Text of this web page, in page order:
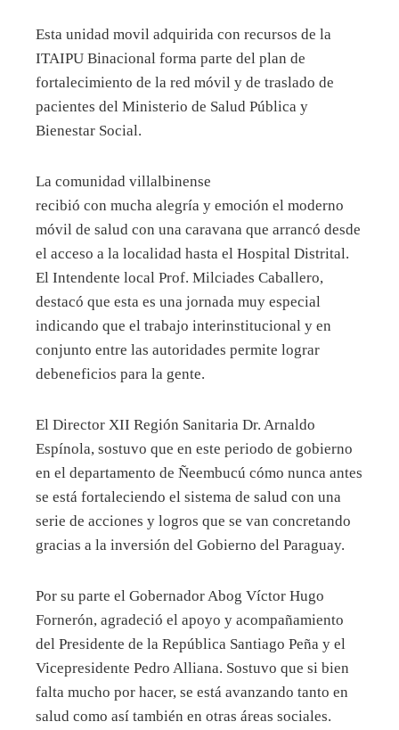
Esta unidad movil adquirida con recursos de la
ITAIPU Binacional forma parte del plan de
fortalecimiento de la red móvil y de traslado de
pacientes del Ministerio de Salud Pública y
Bienestar Social.
La comunidad villalbinense
recibió con mucha alegría y emoción el moderno
móvil de salud con una caravana que arrancó desde
el acceso a la localidad hasta el Hospital Distrital.
El Intendente local Prof. Milciades Caballero,
destacó que esta es una jornada muy especial
indicando que el trabajo interinstitucional y en
conjunto entre las autoridades permite lograr
debeneficios para la gente.
El Director XII Región Sanitaria Dr. Arnaldo
Espínola, sostuvo que en este periodo de gobierno
en el departamento de Ñeembucú cómo nunca antes
se está fortaleciendo el sistema de salud con una
serie de acciones y logros que se van concretando
gracias a la inversión del Gobierno del Paraguay.
Por su parte el Gobernador Abog Víctor Hugo
Fornerón, agradeció el apoyo y acompañamiento
del Presidente de la República Santiago Peña y el
Vicepresidente Pedro Alliana. Sostuvo que si bien
falta mucho por hacer, se está avanzando tanto en
salud como así también en otras áreas sociales.